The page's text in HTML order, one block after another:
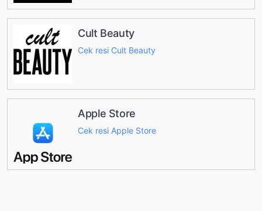
Cult Beauty
Cek resi Cult Beauty
Apple Store
Cek resi Apple Store